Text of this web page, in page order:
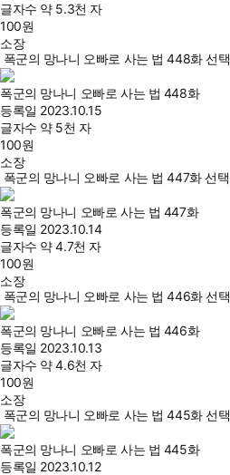
글자수 약 5.3천 자
100원
소장
폭군의 망나니 오빠로 사는 법 448화 선택
폭군의 망나니 오빠로 사는 법 448화
등록일 2023.10.15
글자수 약 5천 자
100원
소장
폭군의 망나니 오빠로 사는 법 447화 선택
폭군의 망나니 오빠로 사는 법 447화
등록일 2023.10.14
글자수 약 4.7천 자
100원
소장
폭군의 망나니 오빠로 사는 법 446화 선택
폭군의 망나니 오빠로 사는 법 446화
등록일 2023.10.13
글자수 약 4.6천 자
100원
소장
폭군의 망나니 오빠로 사는 법 445화 선택
폭군의 망나니 오빠로 사는 법 445화
등록일 2023.10.12